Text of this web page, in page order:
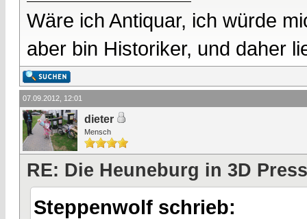
Wäre ich Antiquar, ich würde
aber bin Historiker, und daher
07.09.2012, 12:01
dieter
Mensch
RE: Die Heuneburg in 3D
Steppenwolf schrieb: